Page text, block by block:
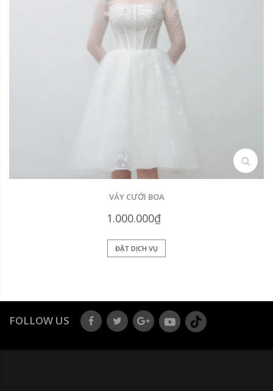
search
VÁY CƯỚI BOA
1.000.000₫
ĐẶT DỊCH VỤ
FOLLOW US